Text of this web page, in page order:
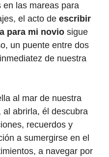
en las mareas para
el acto de escribir
para mi novio sigue
un puente entre dos
de nuestra
al mar de nuestra
al abrirla, él descubra
recuerdos y
a sumergirse en el
a navegar por